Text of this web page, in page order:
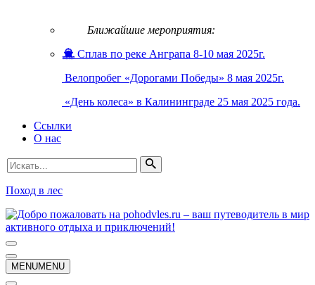
Ближайшие мероприятия:
Сплав по реке Анграпа 8-10 мая 2025г.
Велопробег «Дорогами Победы» 8 мая 2025г.
«День колеса» в Калининграде 25 мая 2025 года.
Ссылки
О нас
Искать...
Поход в лес
Меню
навигации
Меню
навигации
MENUMENU